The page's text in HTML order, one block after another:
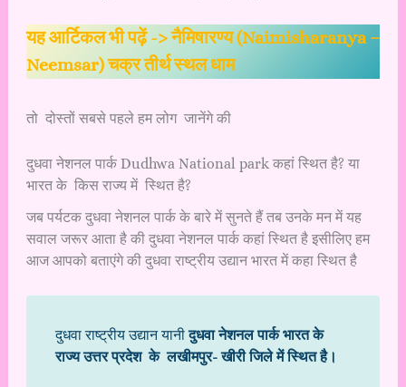
यह आर्टिकल भी पढ़ें ->नैमिषारण्य (Naimisharanya –
Neemsar) चक्र तीर्थ स्थल धाम
तो दोस्तों सबसे पहले हम लोग जानेंगे की
दुधवा नेशनल पार्क Dudhwa National park कहां स्थित है? या
भारत के किस राज्य में स्थित है?
जब पर्यटक दुधवा नेशनल पार्क के बारे में सुनते हैं तब उनके मन में यह
सवाल जरूर आता है की दुधवा नेशनल पार्क कहां स्थित है इसीलिए हम
आज आपको बताएंगे की दुधवा राष्ट्रीय उद्यान भारत में कहा स्थित है
दुधवा राष्ट्रीय उद्यान यानीदुधवा नेशनल पार्क भारत के
राज्य उत्तर प्रदेश के लखीमपुर- खीरी जिले में स्थित है।